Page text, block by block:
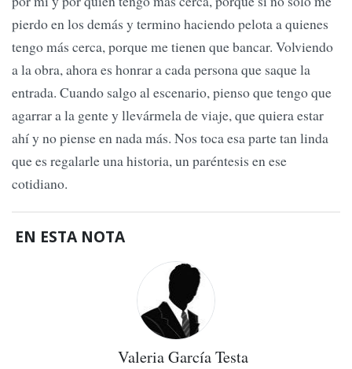
pierdo en los demás y termino haciendo pelota a quienes
tengo más cerca, porque me tienen que bancar. Volviendo
a la obra, ahora es honrar a cada persona que saque la
entrada. Cuando salgo al escenario, pienso que tengo que
agarrar a la gente y llevármela de viaje, que quiera estar
ahí y no piense en nada más. Nos toca esa parte tan linda
que es regalarle una historia, un paréntesis en ese
cotidiano.
EN ESTA NOTA
Valeria García Testa